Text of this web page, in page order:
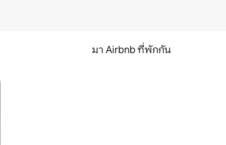
มา Airbnb ที่พักกัน